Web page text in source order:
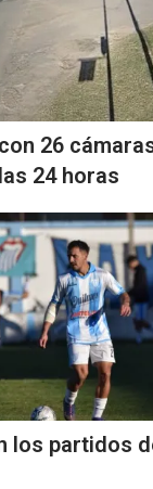
26
24 horas
los partidos